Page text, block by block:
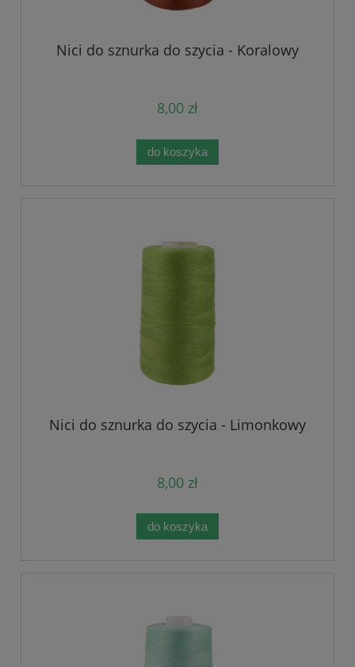
Nici do sznurka do szycia - Koralowy
8,00 zł
do koszyka
Nici do sznurka do szycia - Limonkowy
8,00 zł
do koszyka